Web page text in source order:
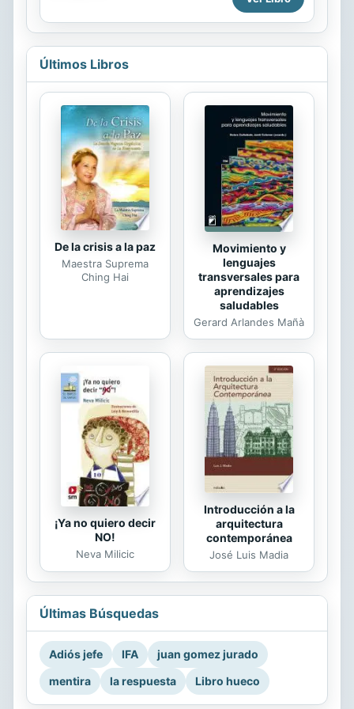
corazón era capaz de inventar algo
aplicación para romper relaciones?
Pero, cuando lo retó a un duelo en
televisión, no supuso que el azul
helado de su mirada y su carisma
arrebatador acelerarían de aquella
forma su corazón... Después de que
un escándalo profesional le hiciera
perder su trabajo, Carly se había
olvidado del amor. Una relación con
Hunter podía llevarle a romper su...
Últimos Libros
De la crisis a la paz
Maestra Suprema
Ching Hai
Movimiento y
lenguajes
transversales para
aprendizajes
saludables
Gerard Arlandes Mañà
¡Ya no quiero decir
NO!
Neva Milicic
Introducción a la
arquitectura
contemporánea
José Luis Madia
Últimas Búsquedas
Adiós jefe IFA
juan gomez jurado
mentira
la respuesta Libro hueco